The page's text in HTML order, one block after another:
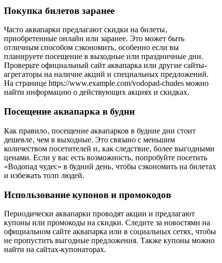
Покупка билетов заранее
Часто аквапарки предлагают скидки на билеты‚
приобретенные онлайн или заранее. Это может быть
отличным способом сэкономить‚ особенно если вы
планируете посещение в выходные или праздничные дни.
Проверьте официальный сайт аквапарка или другие сайты-
агрегаторы на наличие акций и специальных предложений.
На странице https://www.example.com/vodopad-chudes можно
найти информацию о действующих акциях и скидках.
Посещение аквапарка в будни
Как правило‚ посещение аквапарков в будние дни стоит
дешевле‚ чем в выходные. Это связано с меньшим
количеством посетителей и‚ как следствие‚ более выгодными
ценами. Если у вас есть возможность‚ попробуйте посетить
«Водопад чудес» в будний день‚ чтобы сэкономить на билетах
и избежать толп людей.
Использование купонов и промокодов
Периодически аквапарки проводят акции и предлагают
купоны или промокоды на скидки. Следите за новостями на
официальном сайте аквапарка или в социальных сетях‚ чтобы
не пропустить выгодные предложения. Также купоны можно
найти на сайтах-купонаторах.